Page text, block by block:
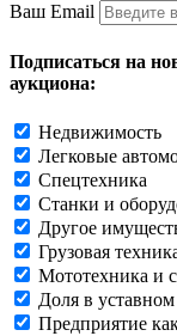
Ваш Email
Подписаться на
аукциона:
Недвижимость
Легковые
Спецтехника
Станки и
Другое
Грузовая
Мототехника и
Доля в
Предприятие